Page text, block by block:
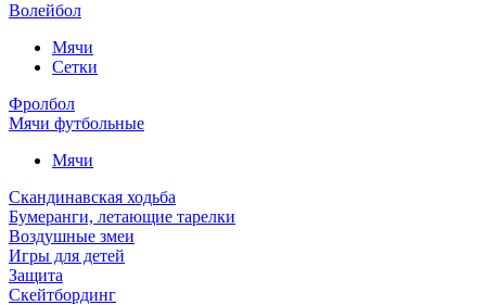
Волейбол
Мячи
Сетки
Фролбол
Мячи футбольные
Мячи
Скандинавская ходьба
Бумеранги, летающие тарелки
Воздушные змеи
Игры для детей
Защита
Скейтбординг